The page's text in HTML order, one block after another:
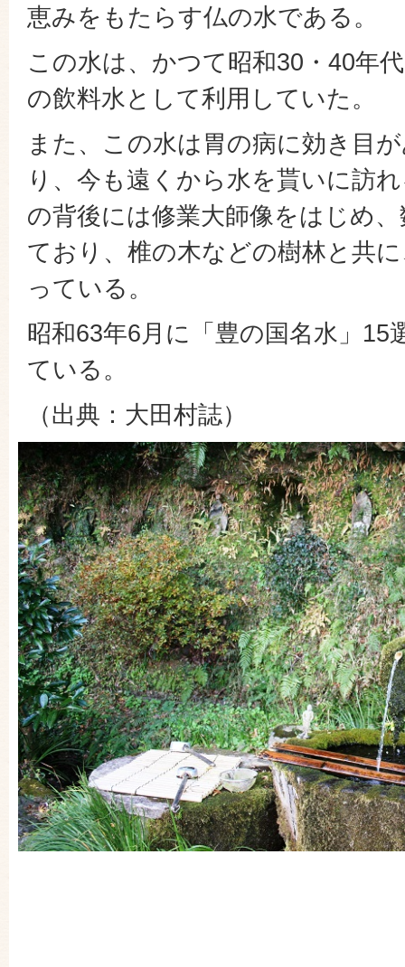
恵みをもたらす仏の水である。
この水は、かつて昭和30・40年
の飲料水として利用していた。
また、この水は胃の病に効き目
り、今も遠くから水を貰いに訪
の背後には修業大師像をはじめ
ており、椎の木などの樹林と共
っている。
昭和63年6月に「豊の国名水」15
ている。
（出典：大田村誌）